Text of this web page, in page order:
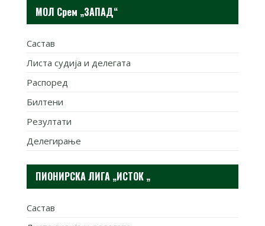
МОЛ Срем „ЗАПАД“
Састав
Листа судија и делегата
Распоред
Билтени
Резултати
Делегирање
ПИОНИРСКА ЛИГА „ИСТОК „
Састав